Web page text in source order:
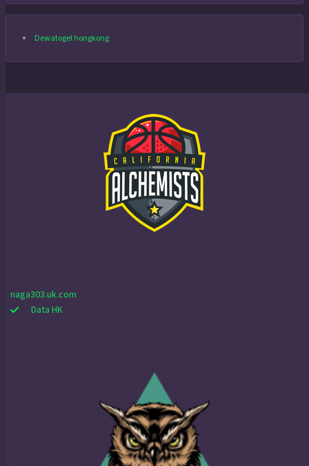
Dewatogel hongkong
naga303.uk.com
Data HK